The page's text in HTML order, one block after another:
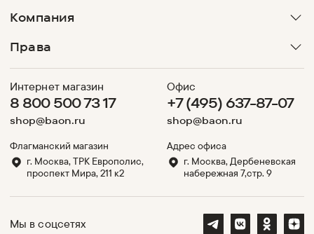
Компания
Права
Интернет магазин
8 800 500 73 17
shop@baon.ru
Флагманский магазин
г. Москва, ТРК Европолис,
проспект Мира, 211 к2
Офис
+7 (495) 637-87-07
shop@baon.ru
Адрес офиса
г. Москва, Дербеневская
набережная 7,стр. 9
Мы в соцсетях